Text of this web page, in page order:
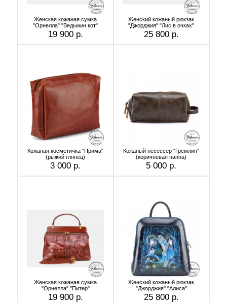
Женская кожаная сумка
"Орнелла" "Ведьмин кот"
19 900 р.
Женский кожаный рюкзак
"Джорджия" "Лис в очках"
25 800 р.
Кожаная косметичка "Прима"
(рыжий глянец)
3 000 р.
Кожаный несессер "Гремлин"
(коричневая наппа)
5 000 р.
Женская кожаная сумка
"Орнелла" "Питер"
19 900 р.
Женский кожаный рюкзак
"Джорджия" "Алиса"
25 800 р.